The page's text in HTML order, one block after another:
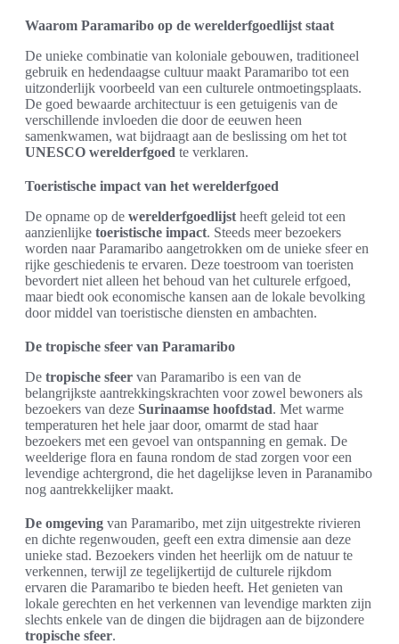
Waarom Paramaribo op de werelderfgoedlijst staat
De unieke combinatie van koloniale gebouwen, traditioneel
gebruik en hedendaagse cultuur maakt Paramaribo tot een
uitzonderlijk voorbeeld van een culturele ontmoetingsplaats.
De goed bewaarde architectuur is een getuigenis van de
verschillende invloeden die door de eeuwen heen
samenkwamen, wat bijdraagt aan de beslissing om het tot
UNESCO werelderfgoed te verklaren.
Toeristische impact van het werelderfgoed
De opname op de werelderfgoedlijst heeft geleid tot een
aanzienlijke toeristische impact. Steeds meer bezoekers
worden naar Paramaribo aangetrokken om de unieke sfeer en
rijke geschiedenis te ervaren. Deze toestroom van toeristen
bevordert niet alleen het behoud van het culturele erfgoed,
maar biedt ook economische kansen aan de lokale bevolking
door middel van toeristische diensten en ambachten.
De tropische sfeer van Paramaribo
De tropische sfeer van Paramaribo is een van de
belangrijkste aantrekkingskrachten voor zowel bewoners als
bezoekers van deze Surinaamse hoofdstad. Met warme
temperaturen het hele jaar door, omarmt de stad haar
bezoekers met een gevoel van ontspanning en gemak. De
weelderige flora en fauna rondom de stad zorgen voor een
levendige achtergrond, die het dagelijkse leven in Paranamibo
nog aantrekkelijker maakt.
De omgeving van Paramaribo, met zijn uitgestrekte rivieren
en dichte regenwouden, geeft een extra dimensie aan deze
unieke stad. Bezoekers vinden het heerlijk om de natuur te
verkennen, terwijl ze tegelijkertijd de culturele rijkdom
ervaren die Paramaribo te bieden heeft. Het genieten van
lokale gerechten en het verkennen van levendige markten zijn
slechts enkele van de dingen die bijdragen aan de bijzondere
tropische sfeer.